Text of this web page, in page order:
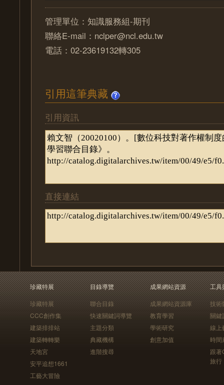
管理單位：知識服務組-期刊
聯絡E-mail：nclper@ncl.edu.tw
電話：02-23619132轉305
引用這筆典藏
引用資訊
直接連結
珍藏特展
珍藏特展
CCC創作集
建築排排站
建築轉轉樂
天地宮
安平追想1661
工藝大冒險
目錄導覽
聯合目錄
快速關鍵詞導覽
主題分類
典藏機構
進階搜尋
成果網站資源
成果網站資源庫
教育學習
學術研究
創意加值
工具
技術
關鍵
線上
時間
跟
旅行